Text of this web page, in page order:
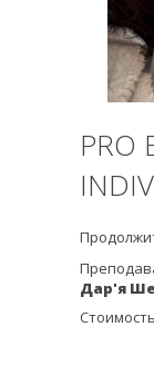
PRO
Дар'я